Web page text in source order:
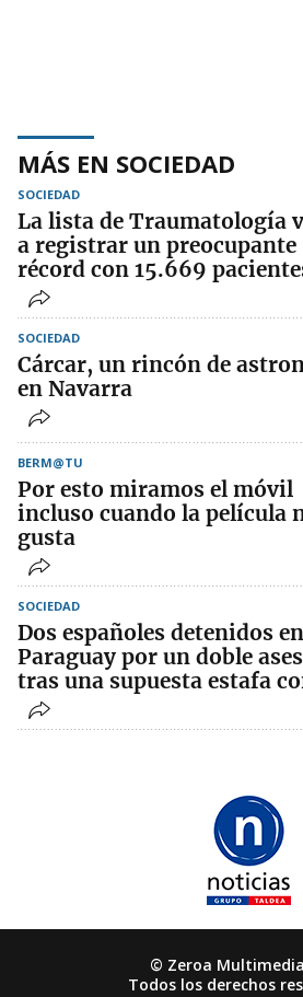
MÁS EN SOCIEDAD
SOCIEDAD
La lista de Traumatología
a registrar un preocupante
récord con 15.669
SOCIEDAD
Cárcar, un rincón de
en Navarra
BERM@TU
Por esto miramos el móvil
incluso cuando la película
gusta
SOCIEDAD
Dos españoles detenidos en
Paraguay por un doble
tras una supuesta estafa
© Zeroa
Todos los derechos